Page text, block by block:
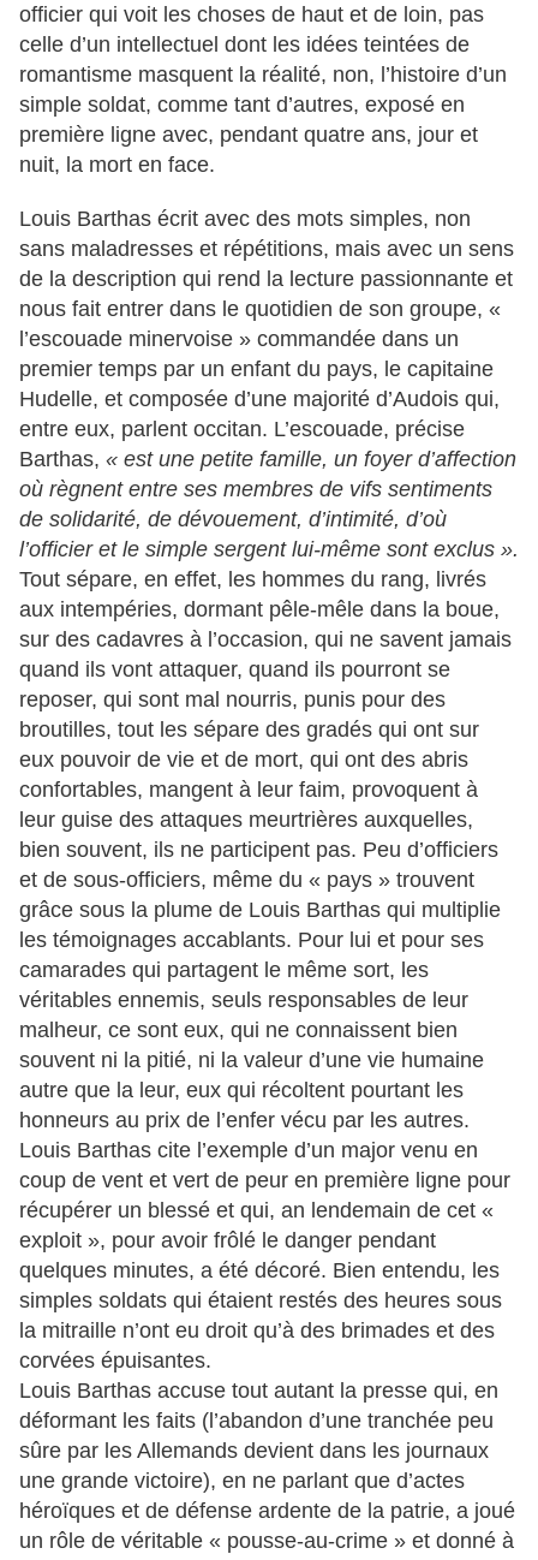
officier qui voit les choses de haut et de loin, pas
celle d’un intellectuel dont les idées teintées de
romantisme masquent la réalité, non, l’histoire d’un
simple soldat, comme tant d’autres, exposé en
première ligne avec, pendant quatre ans, jour et
nuit, la mort en face.
Louis Barthas écrit avec des mots simples, non
sans maladresses et répétitions, mais avec un sens
de la description qui rend la lecture passionnante et
nous fait entrer dans le quotidien de son groupe, «
l’escouade minervoise » commandée dans un
premier temps par un enfant du pays, le capitaine
Hudelle, et composée d’une majorité d’Audois qui,
entre eux, parlent occitan. L’escouade, précise
Barthas, « est une petite famille, un foyer d’affection
où règnent entre ses membres de vifs sentiments
de solidarité, de dévouement, d’intimité, d’où
l’officier et le simple sergent lui-même sont exclus ».
Tout sépare, en effet, les hommes du rang, livrés
aux intempéries, dormant pêle-mêle dans la boue,
sur des cadavres à l’occasion, qui ne savent jamais
quand ils vont attaquer, quand ils pourront se
reposer, qui sont mal nourris, punis pour des
broutilles, tout les sépare des gradés qui ont sur
eux pouvoir de vie et de mort, qui ont des abris
confortables, mangent à leur faim, provoquent à
leur guise des attaques meurtrières auxquelles,
bien souvent, ils ne participent pas. Peu d’officiers
et de sous-officiers, même du « pays » trouvent
grâce sous la plume de Louis Barthas qui multiplie
les témoignages accablants. Pour lui et pour ses
camarades qui partagent le même sort, les
véritables ennemis, seuls responsables de leur
malheur, ce sont eux, qui ne connaissent bien
souvent ni la pitié, ni la valeur d’une vie humaine
autre que la leur, eux qui récoltent pourtant les
honneurs au prix de l’enfer vécu par les autres.
Louis Barthas cite l’exemple d’un major venu en
coup de vent et vert de peur en première ligne pour
récupérer un blessé et qui, an lendemain de cet «
exploit », pour avoir frôlé le danger pendant
quelques minutes, a été décoré. Bien entendu, les
simples soldats qui étaient restés des heures sous
la mitraille n’ont eu droit qu’à des brimades et des
corvées épuisantes.
Louis Barthas accuse tout autant la presse qui, en
déformant les faits (l’abandon d’une tranchée peu
sûre par les Allemands devient dans les journaux
une grande victoire), en ne parlant que d’actes
héroïques et de défense ardente de la patrie, a joué
un rôle de véritable « pousse-au-crime » et donné à